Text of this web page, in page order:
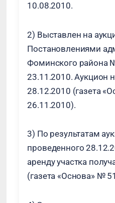
10.08.2010.
2) Выставлен на
Постановлениями
Фоминского района
23.11.2010. Аукцион
28.12.2010 (газета
26.11.2010).
3) По результатам
проведенного
аренду участка
(газета «Основа» №